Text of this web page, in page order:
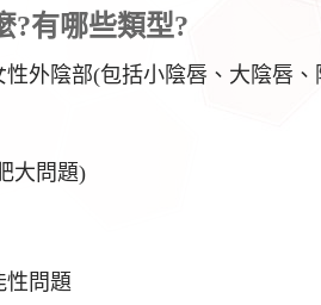
?有哪些類型?
外陰部(包括小陰唇、大陰唇
大問題)
性問題